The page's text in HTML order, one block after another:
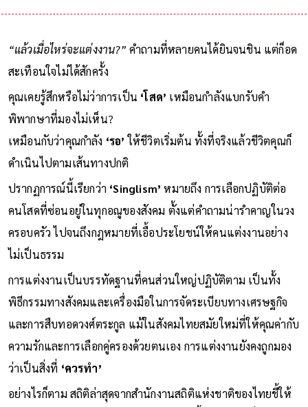
“แล้วเมื่อไหร่จะแต่งงาน?”คำถามที่หลายคนได้ยินจนชิน แต่ก็อด
สะเทือนใจไม่ได้สักครั้ง
คุณเคยรู้สึกหรือไม่ว่าการเป็น ‘โสด’ เหมือนกำลังแบกรับคำ
พิพากษาที่มองไม่เห็น?
เหมือนกับว่าคุณกำลัง ‘รอ’ ให้ชีวิตเริ่มต้น ทั้งที่จริงแล้วชีวิตคุณก็
ดำเนินไปตามเส้นทางปกติ
ปรากฏการณ์นี้เรียกว่า ‘Singlism’ หมายถึง การเลือกปฏิบัติต่อ
คนโสดที่ซ่อนอยู่ในทุกอณูของสังคม ตั้งแต่คำถามน่ารำคาญในวง
ครอบครัว ไปจนถึงกฎหมายที่เอื้อประโยชน์ให้คนแต่งงานอย่าง
ไม่เป็นธรรม
การแต่งงานเป็นบรรทัดฐานที่คนส่วนใหญ่ปฏิบัติตาม เป็นทั้ง
พิธีกรรมทางสังคมและเครื่องมือในการจัดระเบียบทางเศรษฐกิจ
และการสืบทอดวงศ์ตระกูล แม้ในสังคมไทยสมัยใหม่ที่ให้คุณค่ากับ
ความรักและการเลือกคู่ครองด้วยตนเอง การแต่งงานยังคงถูกมอง
ว่าเป็นสิ่งที่ ‘ควรทำ’
อย่างไรก็ตาม สถิติล่าสุดจากสำนักงานสถิติแห่งชาติของไทยชี้ให้